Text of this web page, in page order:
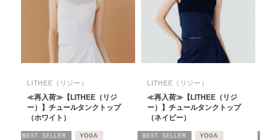
LITHEE（リジー）
≪再入荷≫【LITHEE（リジ
ー）】チュールタンクトップ
（ホワイト）
BEST SELLER YOGA
LITHEE（リジー）
≪再入荷≫【LITHEE（リジ
ー）】チュールタンクトップ
（ネイビー）
BEST SELLER YOGA